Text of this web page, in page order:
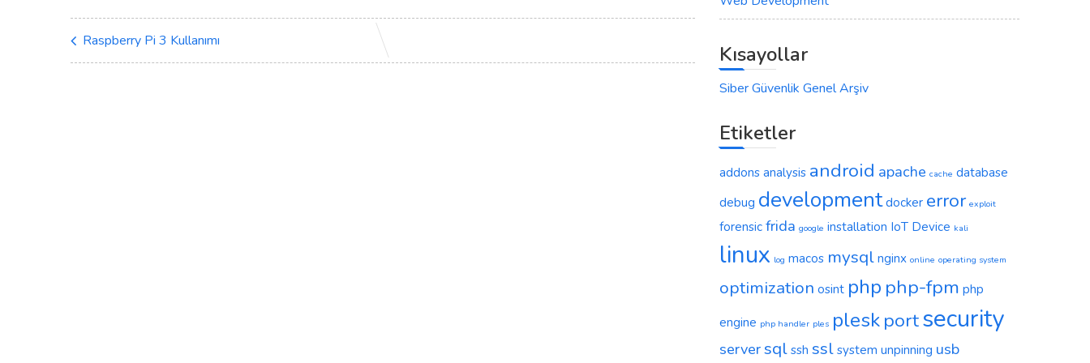
Raspberry Pi 3 Kullanımı
Kısayollar
Siber Güvenlik Genel Arşiv
Etiketler
addons analysis android apache cache database
debug development docker error exploit
forensic frida google installation IoT Device kali
linux log macos mysql nginx online operating system
optimization osint php php-fpm php
engine php handler ples pleskportsecurity
serversql ssh ssl system unpinning usb